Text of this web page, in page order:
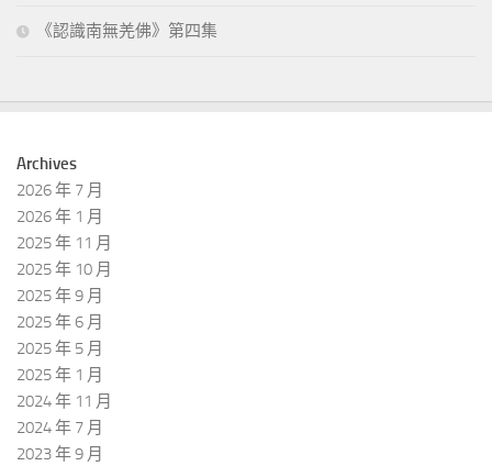
《認識南無羌佛》第四集
Archives
2026 年 7 月
2026 年 1 月
2025 年 11 月
2025 年 10 月
2025 年 9 月
2025 年 6 月
2025 年 5 月
2025 年 1 月
2024 年 11 月
2024 年 7 月
2023 年 9 月